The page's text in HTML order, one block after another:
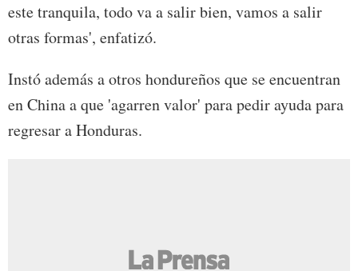
este tranquila, todo va a salir bien, vamos a salir
otras formas', enfatizó.
Instó además a otros hondureños que se encuentran
en China a que 'agarren valor' para pedir ayuda para
regresar a Honduras.